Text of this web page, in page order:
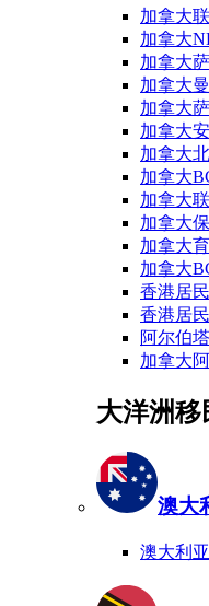
加拿大
加拿大
加拿大
加拿大
加拿大
加拿大
加拿大
加拿大
加拿大
加拿大
加拿大
加拿大
香港居
香港居
阿尔伯
加拿大
大洋洲移
澳大
澳大利